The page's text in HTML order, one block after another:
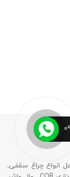
انواع چراغ سقفی,